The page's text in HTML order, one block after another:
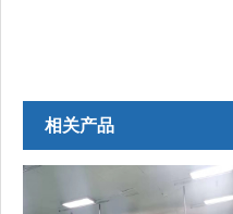
相关产品